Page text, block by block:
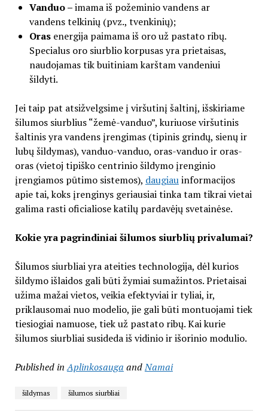
Vanduo –imama iš požeminio vandens ar
vandens telkinių (pvz., tvenkinių);
Oras energija paimama iš oro už pastato ribų.
Specialus oro siurblio korpusas yra prietaisas,
naudojamas tik buitiniam karštam vandeniui
šildyti.
Jei taip pat atsižvelgsime į viršutinį šaltinį, išskiriame
šilumos siurblius “žemė-vanduo”, kuriuose viršutinis
šaltinis yra vandens įrengimas (tipinis grindų, sienų ir
lubų šildymas), vanduo-vanduo, oras-vanduo ir oras-
oras (vietoj tipiško centrinio šildymo įrenginio
įrengiamos pūtimo sistemos), daugiauinformacijos
apie tai, koks įrenginys geriausiai tinka tam tikrai vietai
galima rasti oficialiose katilų pardavėjų svetainėse.
Kokie yra pagrindiniai šilumos siurblių privalumai?
Šilumos siurbliai yra ateities technologija, dėl kurios
šildymo išlaidos gali būti žymiai sumažintos. Prietaisai
užima mažai vietos, veikia efektyviai ir tyliai, ir,
priklausomai nuo modelio, jie gali būti montuojami tiek
tiesiogiai namuose, tiek už pastato ribų. Kai kurie
šilumos siurbliai susideda iš vidinio ir išorinio modulio.
Published in Aplinkosauga andNamai
šildymas šilumos siurbliai